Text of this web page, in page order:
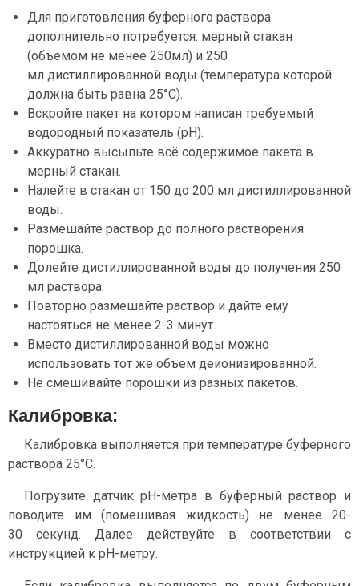
Для приготовления буферного раствора
дополнительно потребуется: мерный стакан
(объемом не менее 250мл) и 250
мл дистиллированной воды (температура которой
должна быть равна 25°С).
Вскройте пакет на котором написан требуемый
водородный показатель (pH).
Аккуратно высыпьте всё содержимое пакета в
мерный стакан.
Налейте в стакан от 150 до 200 мл дистиллированной
воды.
Размешайте раствор до полного растворения
порошка.
Долейте дистиллированной воды до получения 250
мл раствора.
Повторно размешайте раствор и дайте ему
настояться не менее 2-3 минут.
Вместо дистиллированной воды можно
использовать тот же объем деионизированной.
Не смешивайте порошки из разных пакетов.
Калибровка:
Калибровка выполняется при температуре буферного
раствора 25°С.
Погрузите датчик pH-метра в буферный раствор и
поводите им (помешивая жидкость) не менее 20-
30 секунд. Далее действуйте в соответствии с
инструкцией к pH-метру.